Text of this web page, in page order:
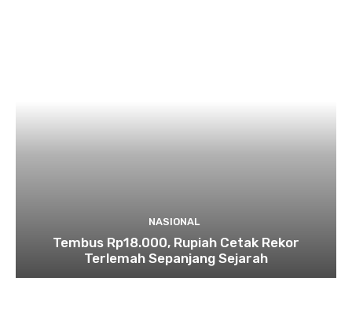
NASIONAL
Tembus Rp18.000, Rupiah Cetak Rekor
Terlemah Sepanjang Sejarah